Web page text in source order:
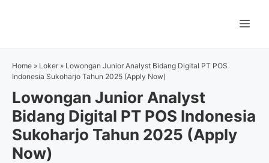
Home » Loker » Lowongan Junior Analyst Bidang Digital PT POS
Indonesia Sukoharjo Tahun 2025 (Apply Now)
Lowongan Junior Analyst
Bidang Digital PT POS Indonesia
Sukoharjo Tahun 2025 (Apply
Now)